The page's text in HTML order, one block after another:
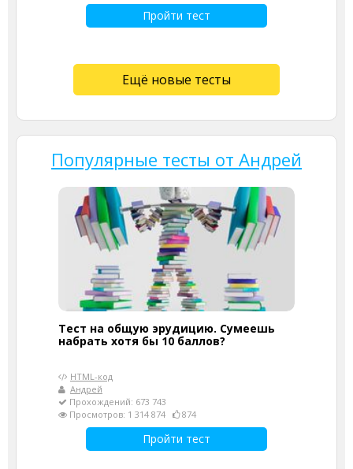
Пройти тест
Ещё новые тесты
Популярные тесты от Андрей
Тест на общую эрудицию. Сумеешь
набрать хотя бы 10 баллов?
HTML-код
Андрей
Прохождений: 673 743
Просмотров: 1 314 874
874
Пройти тест